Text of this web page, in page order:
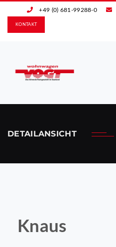
+49 (0) 681-99288-0
KONTAKT
DETAILANSICHT
Knaus